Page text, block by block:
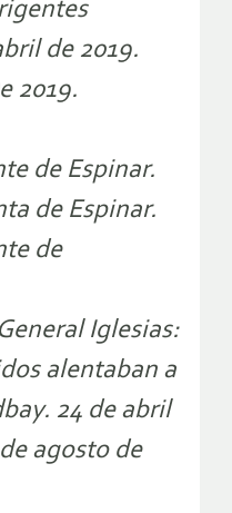
de 2019.
2019.
de Espinar.
de Espinar.
de
Iglesias:
alentaban a
24 de abril
agosto de